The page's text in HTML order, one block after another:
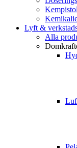
Lyft &
Alla